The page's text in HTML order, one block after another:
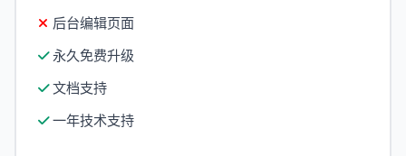
后台编辑页面
永久免费升级
文档支持
一年技术支持